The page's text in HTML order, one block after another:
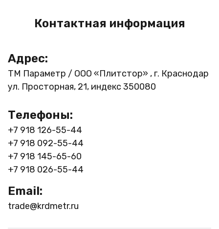
Контактная информация
Адрес:
ТМ Параметр / ООО «Плитстор» , г. Краснодар
ул. Просторная, 21, индекс 350080
Телефоны:
+7 918 126-55-44
+7 918 092-55-44
+7 918 145-65-60
+7 918 026-55-44
Email:
trade@krdmetr.ru